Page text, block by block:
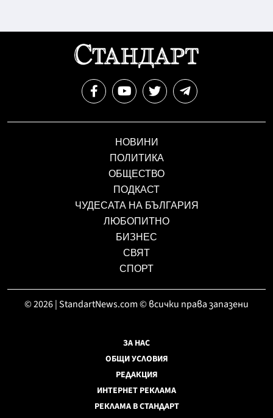
НОВИНИ
ПОЛИТИКА
ОБЩЕСТВО
ПОДКАСТ
ЧУДЕСАТА НА БЪЛГАРИЯ
ЛЮБОПИТНО
БИЗНЕС
СВЯТ
СПОРТ
© 2026 | StandartNews.com © всички права запазени
ЗА НАС
ОБЩИ УСЛОВИЯ
РЕДАКЦИЯ
ИНТЕРНЕТ РЕКЛАМА
РЕКЛАМА В СТАНДАРТ